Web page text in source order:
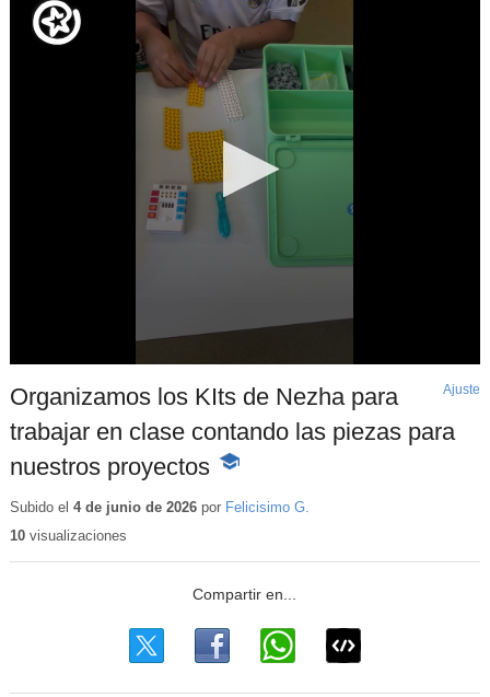
Organizamos los KIts de Nezha para
trabajar en clase contando las piezas para
nuestros proyectos -
educativo
Ajuste
Subido el 4 de junio de 2026por Felicisimo G.
10visualizaciones